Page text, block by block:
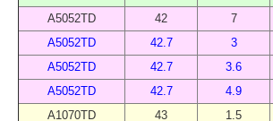
A5052TD 42 7
A5052TD
42.7 3
A5052TD
42.7 3.6
A5052TD
42.7 4.9
A1070TD
43 1.5